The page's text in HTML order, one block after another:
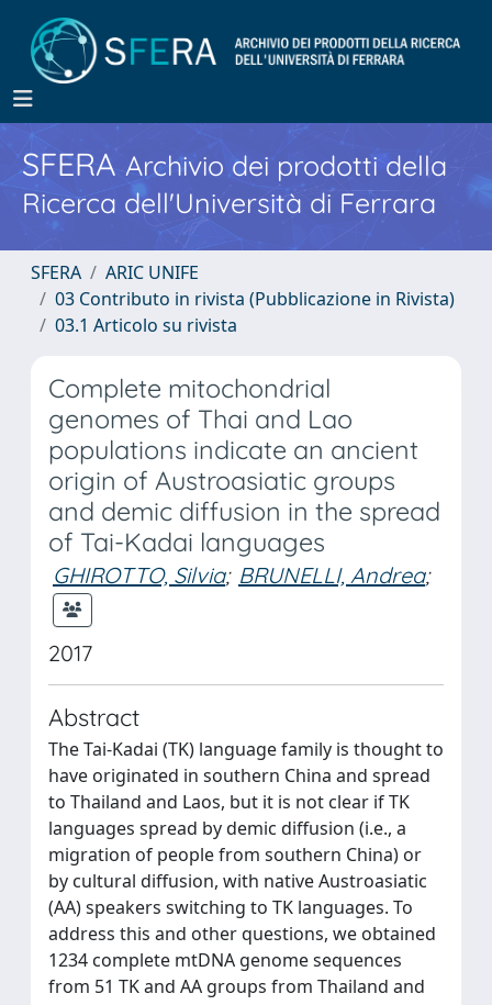
SFERA Archivio dei prodotti della
Ricerca dell'Università di Ferrara
SFERA
ARIC UNIFE
03 Contributo in rivista (Pubblicazione in Rivista)
03.1 Articolo su rivista
Complete mitochondrial
genomes of Thai and Lao
populations indicate an ancient
origin of Austroasiatic groups
and demic diffusion in the spread
of Tai-Kadai languages
GHIROTTO, Silvia; BRUNELLI, Andrea;
2017
Abstract
The Tai-Kadai (TK) language family is thought to
have originated in southern China and spread
to Thailand and Laos, but it is not clear if TK
languages spread by demic diffusion (i.e., a
migration of people from southern China) or
by cultural diffusion, with native Austroasiatic
(AA) speakers switching to TK languages. To
address this and other questions, we obtained
1234 complete mtDNA genome sequences
from 51 TK and AA groups from Thailand and